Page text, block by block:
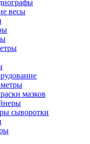
весы
мазков
сыворотки